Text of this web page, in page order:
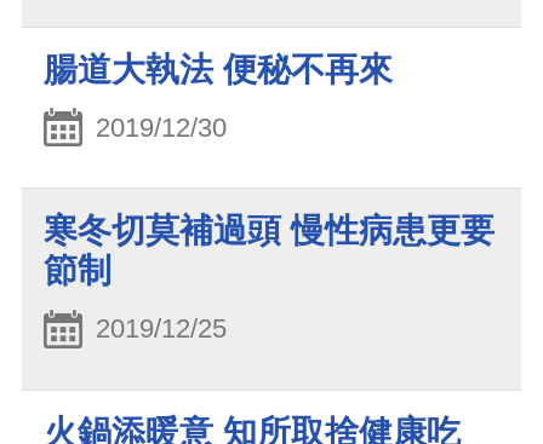
腸道大執法 便秘不再來
2019/12/30
寒冬切莫補過頭 慢性病患更要
節制
2019/12/25
火鍋添暖意 知所取捨健康吃